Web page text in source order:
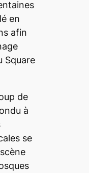
en
afin
Square
de
à
se